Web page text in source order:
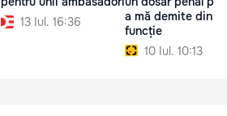
13 Iul. 16:36
a mă demite din
funcție
10 Iul. 10:13